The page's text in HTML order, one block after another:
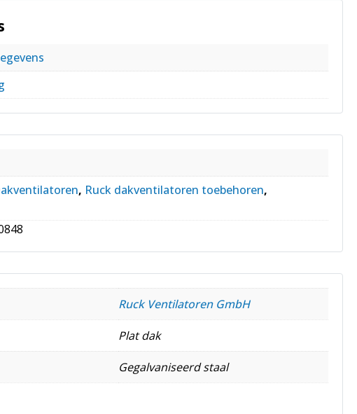
, Ruck dakventilatoren toebehoren,
Ruck Ventilatoren GmbH
Plat dak
Gegalvaniseerd staal